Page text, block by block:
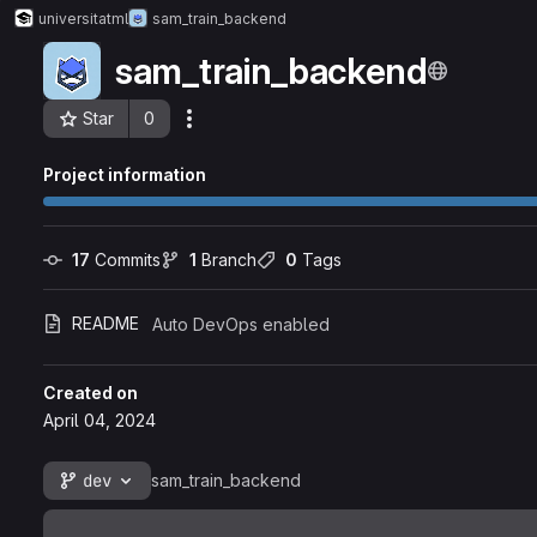
universitatml sam_train_backend
sam_train_backend
Star 0
Project ID: 262
Project information
17 Commits 1 Branch 0 Tags
README Auto DevOps enabled
Created on
April 04, 2024
dev sam_train_backend